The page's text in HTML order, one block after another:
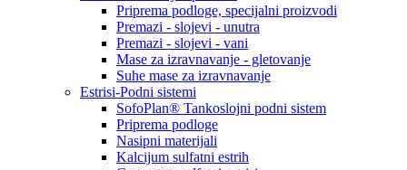
Priprema podloge, specijalni proizvodi
Premazi - slojevi - unutra
Premazi - slojevi - vani
Mase za izravnavanje - gletovanje
Suhe mase za izravnavanje
Estrisi-Podni sistemi
SofoPlan® Tankoslojni podni sistem
Priprema podloge
Nasipni materijali
Kalcijum sulfatni estrih